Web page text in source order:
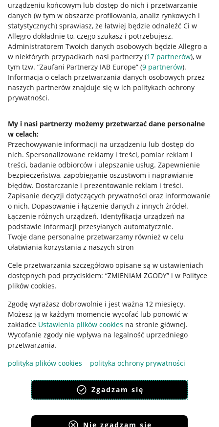
urządzeniu końcowym lub dostęp do nich i przetwarzanie
danych (w tym w obszarze profilowania, analiz rynkowych i
statystycznych) sprawiasz, że łatwiej będzie odnaleźć Ci w
Allegro dokładnie to, czego szukasz i potrzebujesz.
Administratorem Twoich danych osobowych będzie Allegro a
w niektórych przypadkach nasi partnerzy (17 partnerów), w
tym tzw. “Zaufani Partnerzy IAB Europe” (9 partnerów).
Informacja o celach przetwarzania danych osobowych przez
naszych partnerów znajduje się w ich politykach ochrony
prywatności.
My i nasi partnerzy możemy przetwarzać dane personalne
w celach:
Przechowywanie informacji na urządzeniu lub dostęp do
nich. Spersonalizowane reklamy i treści, pomiar reklam i
treści, badanie odbiorców i ulepszanie usług. Zapewnienie
bezpieczeństwa, zapobieganie oszustwom i naprawianie
błędów. Dostarczanie i prezentowanie reklam i treści.
Zapisanie decyzji dotyczących prywatności oraz informowanie
o nich. Dopasowanie i łączenie danych z innych źródeł.
Łączenie różnych urządzeń. Identyfikacja urządzeń na
podstawie informacji przesyłanych automatycznie.
Twoje dane personalne przetwarzamy również w celu
ułatwiania korzystania z naszych stron
Cele przetwarzania szczegółowo opisane są w ustawieniach
dostępnych pod przyciskiem: “ZMIENIAM ZGODY” i w Polityce
plików cookies.
Zgodę wyrażasz dobrowolnie i jest ważna 12 miesięcy.
Możesz ją w każdym momencie wycofać lub ponowić w
zakładce Ustawienia plików cookies na stronie głównej.
Wycofanie zgody nie wpływa na legalność uprzedniego
przetwarzania.
polityka plików cookies
polityka ochrony prywatności
Zgadzam się
Nie zgadzam się
Przydatne informacje
Jak to działa
Allegro Gadane dla sprzedających
Allegro Gadane dla kupujących
Mapa miejscowości
Informacje prawne
Regulamin
Polityka plików "cookies"
Ustawienia plików "cookies"
Udostępnianie lokalizacji
Informacje dla Aktu o Usługach Cyfrowych
Pobierz aplikację